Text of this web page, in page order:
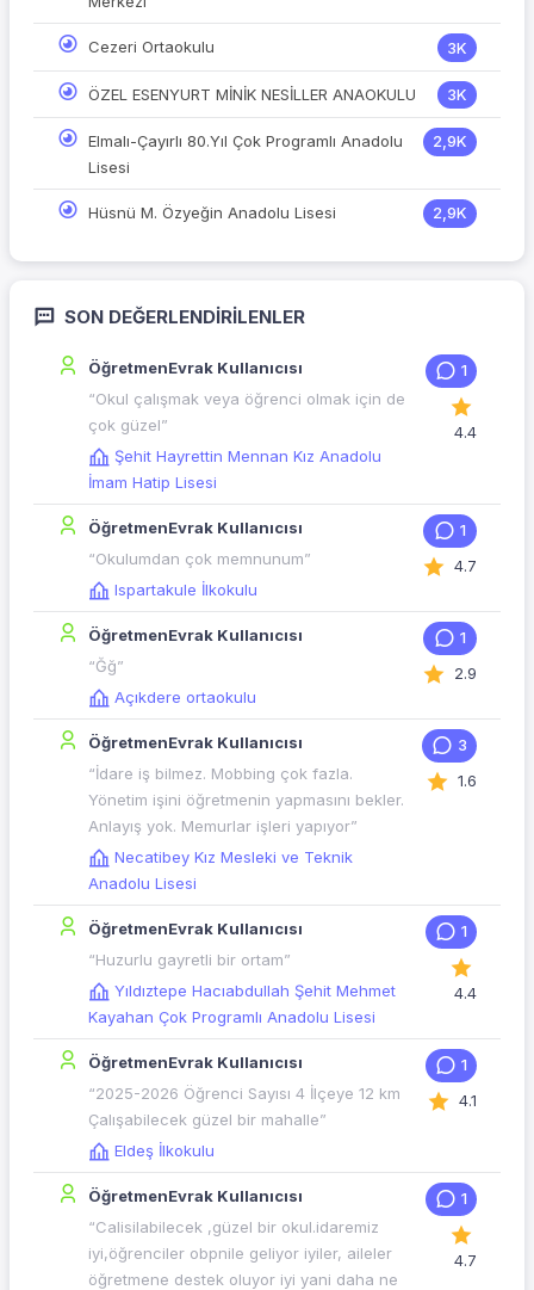
Cezeri Ortaokulu 3K
ÖZEL ESENYURT MİNİK NESİLLER ANAOKULU 3K
Elmalı-Çayırlı 80.Yıl Çok Programlı Anadolu
Lisesi
2,9K
Hüsnü M. Özyeğin Anadolu Lisesi 2,9K
SON DEĞERLENDIRILENLER
ÖğretmenEvrak Kullanıcısı
“Okul çalışmak veya öğrenci olmak için de
çok güzel”
Şehit Hayrettin Mennan Kız Anadolu
İmam Hatip Lisesi
1
4.4
ÖğretmenEvrak Kullanıcısı
“Okulumdan çok memnunum”
Ispartakule İlkokulu
1
4.7
ÖğretmenEvrak Kullanıcısı
“Ğğ”
Açıkdere ortaokulu
1
2.9
ÖğretmenEvrak Kullanıcısı
“İdare iş bilmez. Mobbing çok fazla.
Yönetim işini öğretmenin yapmasını bekler.
Anlayış yok. Memurlar işleri yapıyor”
Necatibey Kız Mesleki ve Teknik
Anadolu Lisesi
3
1.6
ÖğretmenEvrak Kullanıcısı
“Huzurlu gayretli bir ortam”
Yıldıztepe Hacıabdullah Şehit Mehmet
Kayahan Çok Programlı Anadolu Lisesi
1
4.4
ÖğretmenEvrak Kullanıcısı
“2025-2026 Öğrenci Sayısı 4 İlçeye 12 km
Çalışabilecek güzel bir mahalle”
Eldeş İlkokulu
1
4.1
ÖğretmenEvrak Kullanıcısı
“Calisilabilecek ,güzel bir okul.idaremiz
iyi,öğrenciler obpnile geliyor iyiler, aileler
öğretmene destek oluyor iyi yani daha ne
1
4.7